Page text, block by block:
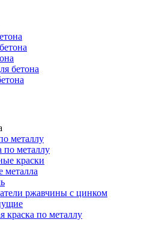
бетона
металлу
по металлу
краски
металла
ржавчины с цинком
краска по металлу